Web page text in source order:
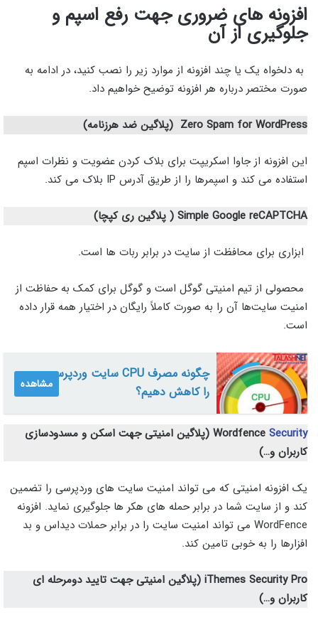
افزونه های ضروری جهت رفع اسپم و
جلوگیری از آن
به دلخواه یک یا چند افزونه از موارد زیر را نصب کنید، در ادامه به
صورت مختصر درباره هر افزونه توضیح خواهیم داد.
Zero Spam for WordPress (پلاگین ضد هرزنامه)
این افزونه از جاوا اسکریپت برای بلاک کردن عضویت و نظرات اسپم
استفاده می کند و اسپمرها را از طریق آدرس IP بلاک می کند.
Simple Google reCAPTCHA ( پلاگین ری کپچا)
ابزاری برای محافظت از سایت در برابر ربات ها است.
محصولی از تیم امنیتی گوگل است و گوگل برای کمک به حفاظت از
امنیت سایت‌ها آن را به صورت کاملاً رایگان در اختیار همه قرار داده
است.
چگونه مصرف CPU سایت وردپرسی
را کاهش دهیم؟
مشاهده
Wordfence Security
(پلاگین امنیتی جهت اسکن و مسدودسازی
کاربران و…)
یک افزونه امنیتی که می تواند امنیت سایت های وردپرسی را تضمین
کند و از سایت شما در برابر حمله های هکر ها جلوگیری نماید. افزونه
WordFence می تواند امنیت سایت را در برابر حملات دیداس و بد
افزارها را به خوبی تامین کند.
iThemes Security Pro (پلاگین امنیتی جهت تایید دومرحله ای
کاربران و…)